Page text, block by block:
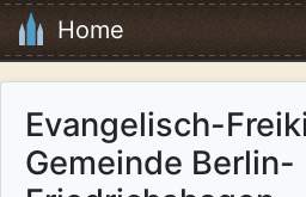
Home
Evangelisch-
Gemeinde Berlin-